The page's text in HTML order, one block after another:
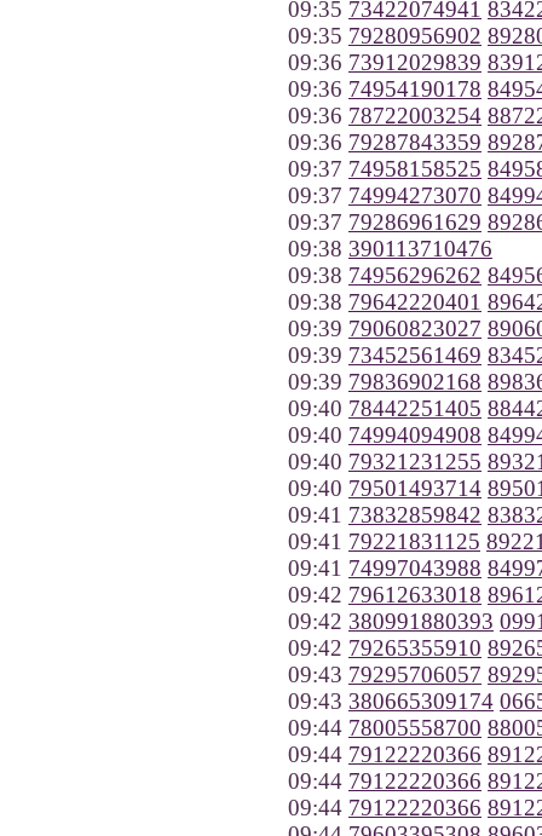
09:35 73422074941
09:35 79280956902
09:36 73912029839
09:36 74954190178
09:36 78722003254
09:36 79287843359
09:37 74958158525
09:37 74994273070
09:37 79286961629
09:38 390113710476
09:38 74956296262
09:38 79642220401
09:39 79060823027
09:39 73452561469
09:39 79836902168
09:40 78442251405
09:40 74994094908
09:40 79321231255
09:40 79501493714
09:41 73832859842
09:41 79221831125
09:41 74997043988
09:42 79612633018
09:42 380991880393
09:42 79265355910
09:43 79295706057
09:43 380665309174
09:44 78005558700
09:44 79122220366
09:44 79122220366
09:44 79122220366